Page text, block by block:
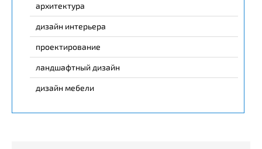
архитектура
дизайн интерьера
проектирование
ландшафтный дизайн
дизайн мебели